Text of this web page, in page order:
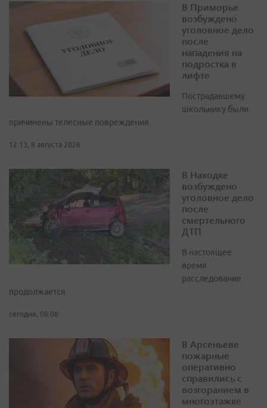
В Приморье
возбуждено
уголовное дело
после
нападения на
подростка в
лифте
Пострадавшему
школьнику были
причинены телесные повреждения
12:13, 8 августа 2026
В Находке
возбуждено
уголовное дело
после
смертельного
ДТП
В настоящее
время
расследование
продолжается
сегодня, 08:08
В Арсеньеве
пожарные
оперативно
справились с
возгоранием в
многоэтажке